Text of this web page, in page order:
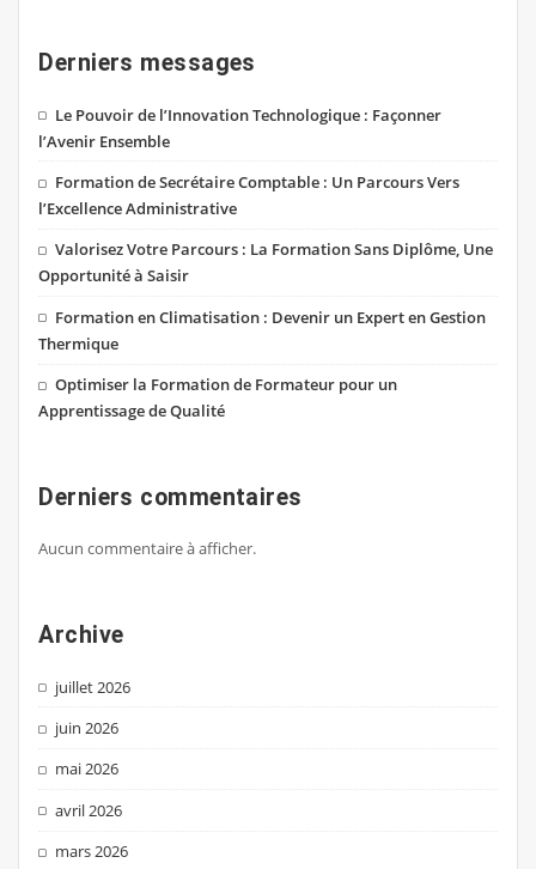
Derniers messages
Le Pouvoir de l’Innovation Technologique : Façonner
l’Avenir Ensemble
Formation de Secrétaire Comptable : Un Parcours Vers
l’Excellence Administrative
Valorisez Votre Parcours : La Formation Sans Diplôme, Une
Opportunité à Saisir
Formation en Climatisation : Devenir un Expert en Gestion
Thermique
Optimiser la Formation de Formateur pour un
Apprentissage de Qualité
Derniers commentaires
Aucun commentaire à afficher.
Archive
juillet 2026
juin 2026
mai 2026
avril 2026
mars 2026